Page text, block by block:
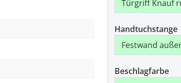
Handtuchstange
Beschlagfarbe